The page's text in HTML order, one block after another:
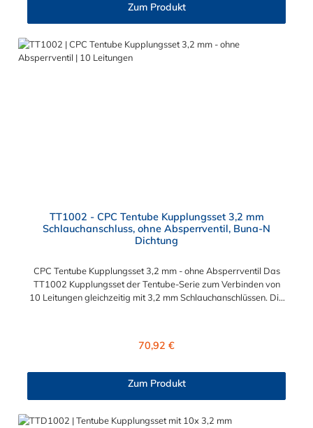
Zum Produkt
TT1002 - CPC Tentube Kupplungsset 3,2 mm
Schlauchanschluss, ohne Absperrventil, Buna-N
Dichtung
CPC Tentube Kupplungsset 3,2 mm - ohne Absperrventil Das
TT1002 Kupplungsset der Tentube-Serie zum Verbinden von
10 Leitungen gleichzeitig mit 3,2 mm Schlauchanschlüssen. Die
Regulärer Preis:
70,92 €
Zum Produkt